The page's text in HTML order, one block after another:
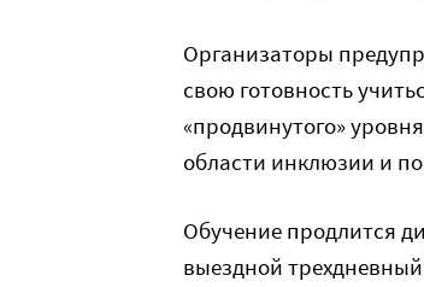
Организаторы
свою готовность
«продвинутого»
области инклюзии и
Обучение продлится
выездной